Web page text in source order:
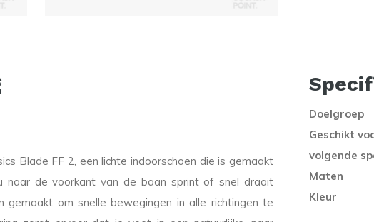
Blade FF 2, een lichte indoorschoen die is gemaakt
naar de voorkant van de baan sprint of snel draait
gemaakt om snelle bewegingen in alle richtingen te
Doelgroep
Geschikt
volgende
Maten
Kleur